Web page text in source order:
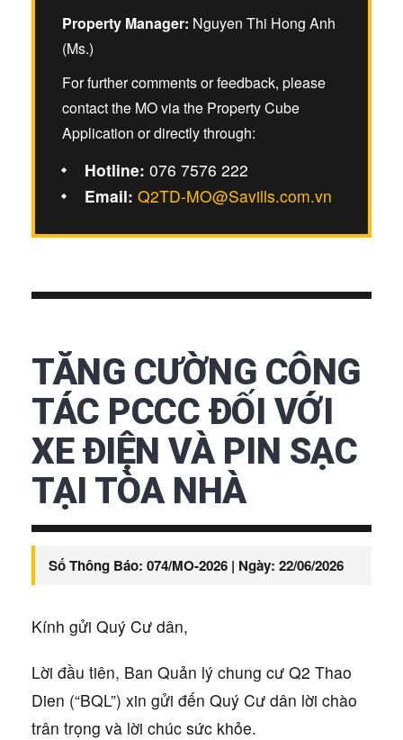
Property Manager: Nguyen Thi Hong Anh
(Ms.)
For further comments or feedback, please
contact the MO via the Property Cube
Application or directly through:
Hotline: 076 7576 222
Email: Q2TD-MO@Savills.com.vn
TĂNG CƯỜNG CÔNG
TÁC PCCC ĐỐI VỚI
XE ĐIỆN VÀ PIN SẠC
TẠI TÒA NHÀ
Số Thông Báo: 074/MO-2026 | Ngày: 22/06/2026
Kính gửi Quý Cư dân,
Lời đầu tiên, Ban Quản lý chung cư Q2 Thao
Dien (“BQL”) xin gửi đến Quý Cư dân lời chào
trân trọng và lời chúc sức khỏe.